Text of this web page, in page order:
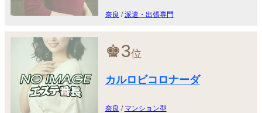
奈良 /派遣・出張専門
♚3位
カルロビコロナーダ
奈良 /マンション型